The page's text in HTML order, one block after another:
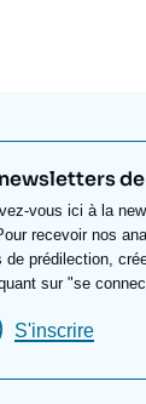
à
des
en Afrique du
vous ici à la
recevoir nos
de prédilection,
sur "se
S'inscrire